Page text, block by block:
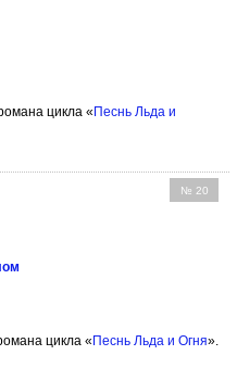
цикла « Песнь Льда и
№ 20
цикла « Песнь Льда и Огня».